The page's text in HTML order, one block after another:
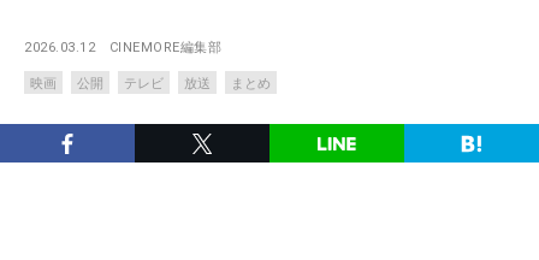
2026.03.12 CINEMORE編集部
映画 公開 テレビ 放送 まとめ